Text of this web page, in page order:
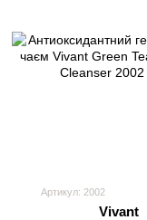
Артикул: 2002
Vivant